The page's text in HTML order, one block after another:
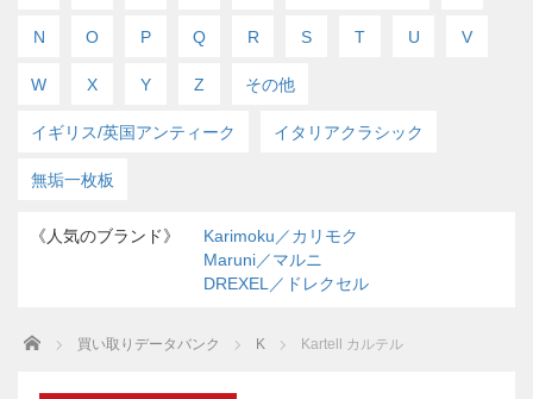
N O P Q R S T U V
W X Y Z その他
イギリス/英国アンティーク イタリアクラシック
無垢一枚板
《人気のブランド》
Karimoku／カリモク
Maruni／マルニ
DREXEL／ドレクセル
Home 買い取りデータバンク K Kartell カルテル